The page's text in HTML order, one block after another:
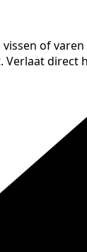
of
Verlaat direct